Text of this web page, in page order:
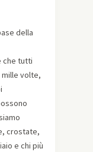
della
che tutti
volte,
crostate,
e chi più